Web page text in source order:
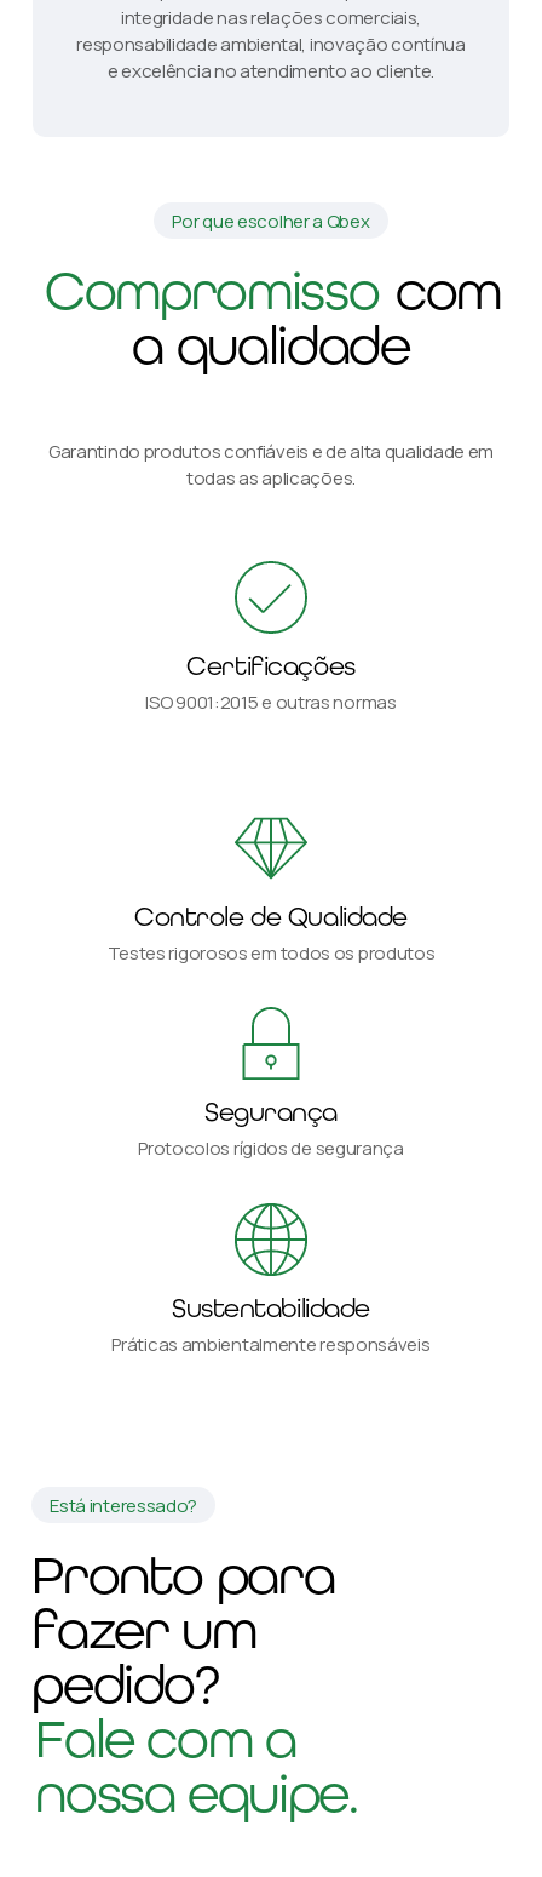
integridade nas relações comerciais,
responsabilidade ambiental, inovação contínua
e excelência no atendimento ao cliente.
Por que escolher a Qbex
Compromisso com
a qualidade
Garantindo produtos confiáveis e de alta qualidade em
todas as aplicações.
Certificações
ISO 9001:2015 e outras normas
Controle de Qualidade
Testes rigorosos em todos os produtos
Segurança
Protocolos rígidos de segurança
Sustentabilidade
Práticas ambientalmente responsáveis
Está interessado?
Pronto para
fazer um
pedido?
Fale com a
nossa equipe.